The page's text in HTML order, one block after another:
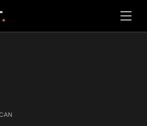
CAN